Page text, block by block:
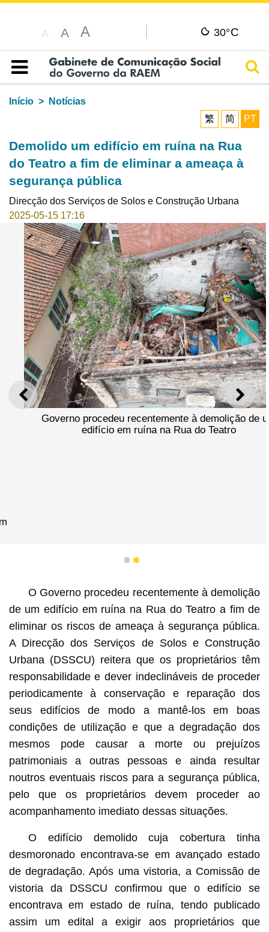
A A A 30°C
Índice
Início
Notícias
繁
简 PT
Demolido um edifício em ruína na Rua
do Teatro a fim de eliminar a ameaça à
segurança pública
Direcção dos Serviços de Solos e Construção Urbana
2025-05-15 17:16
ANTERIOR
Governo procedeu recentemente à demolição de um
edifício em ruína na Rua do Teatro
1 2
O Governo procedeu recentemente à demolição
de um edifício em ruína na Rua do Teatro a fim de
eliminar os riscos de ameaça à segurança pública.
A Direcção dos Serviços de Solos e Construção
Urbana (DSSCU) reitera que os proprietários têm
responsabilidade e dever indeclináveis de proceder
periodicamente à conservação e reparação dos
seus edifícios de modo a mantê-los em boas
condições de utilização e que a degradação dos
mesmos pode causar a morte ou prejuízos
patrimoniais a outras pessoas e ainda resultar
noutros eventuais riscos para a segurança pública,
pelo que os proprietários devem proceder ao
acompanhamento imediato dessas situações.
O edifício demolido cuja cobertura tinha
desmoronado encontrava-se em avançado estado
de degradação. Após uma vistoria, a Comissão de
vistoria da DSSCU confirmou que o edifício se
encontrava em estado de ruína, tendo publicado
assim um edital a exigir aos proprietários que